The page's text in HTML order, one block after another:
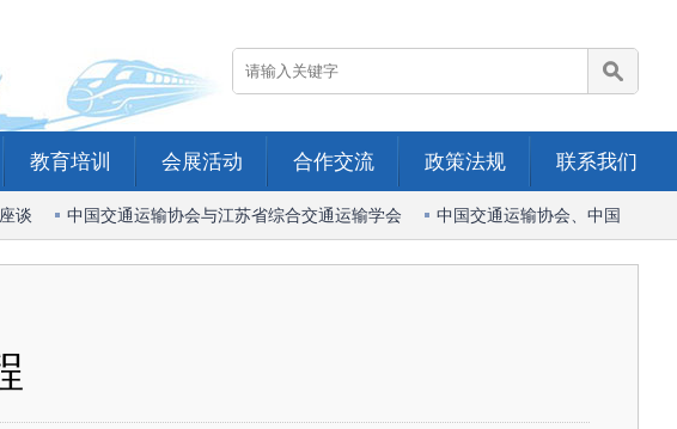
教育培训 会展活动 合作交流 政策法规 联系我们
中国交通运输协会与江苏省综合交通运输学会 中国交通运输协会、中国港口协会、